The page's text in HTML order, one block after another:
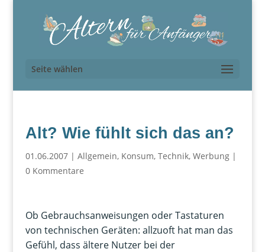
Seite wählen
Alt? Wie fühlt sich das an?
01.06.2007| Allgemein, Konsum, Technik, Werbung|
0 Kommentare
Ob Gebrauchsanweisungen oder Tastaturen
von technischen Geräten: allzuoft hat man das
Gefühl, dass ältere Nutzer bei der